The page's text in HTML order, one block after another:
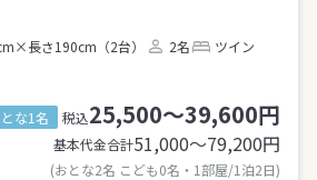
長さ190cm（2台） 2名
ツイン
な1名 税込25,500～39,600円
基本代金合計51,000〜79,200円
(おとな2名 こども0名・1部屋/1泊2日)